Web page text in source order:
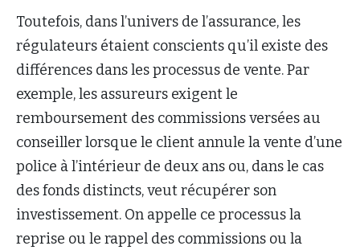
Toutefois, dans l’univers de l’assurance, les
régulateurs étaient conscients qu’il existe des
différences dans les processus de vente. Par
exemple, les assureurs exigent le
remboursement des commissions versées au
conseiller lorsque le client annule la vente d’une
police à l’intérieur de deux ans ou, dans le cas
des fonds distincts, veut récupérer son
investissement. On appelle ce processus la
reprise ou le rappel des commissions ou la